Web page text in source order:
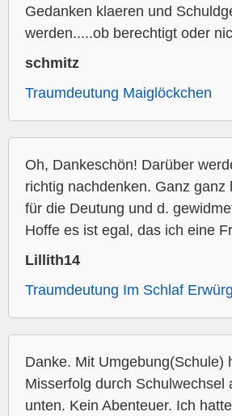
Gedanken klaeren und
werden.....ob berechtigt oder
schmitz
Traumdeutung Maiglöckchen
Oh, Dankeschön! Darüber
richtig nachdenken. Ganz ganz
für die Deutung und d.
Hoffe es ist egal, das ich eine
Lillith14
Traumdeutung Im Schlaf
Danke. Mit Umgebung(Schule)
Misserfolg durch Schulwechsel
unten. Kein Abenteuer. Ich